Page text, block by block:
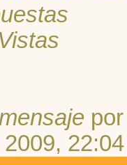
Vistas
22:04